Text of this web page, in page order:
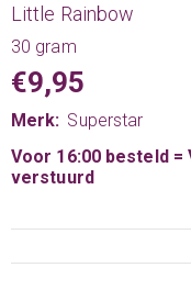
Little Rainbow
30 gram
€9,95
Merk: Superstar
Voor 16:00 besteld =
verstuurd